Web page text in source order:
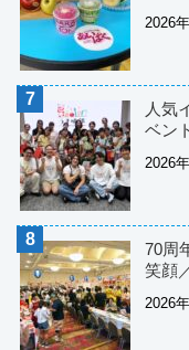
2026
人気
ベン
2026
70周
笑顔
2026